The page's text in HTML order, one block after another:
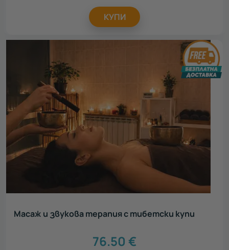
КУПИ
Масаж и звукова терапия с тибетски купи
76.50 €